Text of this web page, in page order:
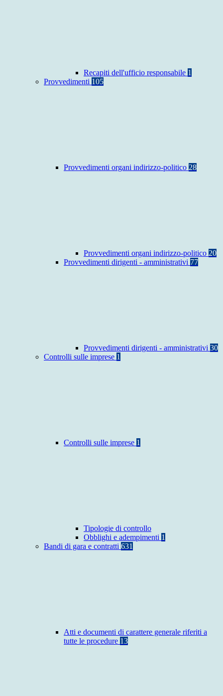
Recapiti dell'ufficio responsabile 1
Provvedimenti 105
Provvedimenti organi indirizzo-politico 28
Provvedimenti organi indirizzo-politico 20
Provvedimenti dirigenti - amministrativi 77
Provvedimenti dirigenti - amministrativi 30
Controlli sulle imprese 1
Controlli sulle imprese 1
Tipologie di controllo
Obblighi e adempimenti 1
Bandi di gara e contratti 631
Atti e documenti di carattere generale riferiti a
tutte le procedure 13